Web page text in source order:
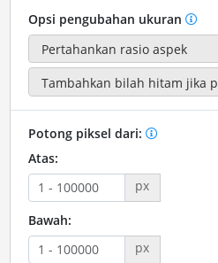
Opsi pengubahan ukuran
Potong piksel dari:
Atas:
px
Bawah:
px